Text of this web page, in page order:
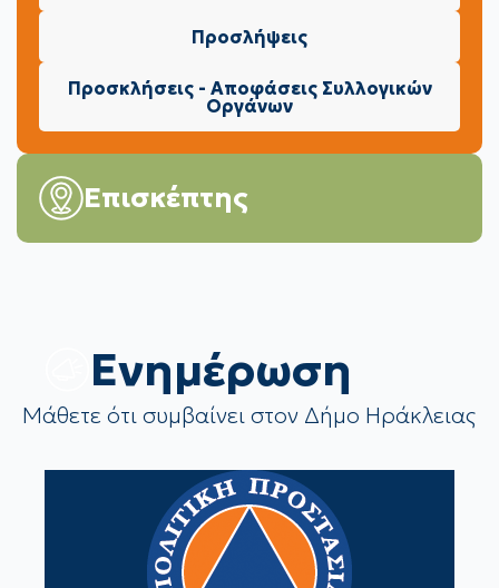
Προσλήψεις
Προσκλήσεις - Αποφάσεις Συλλογικών
Οργάνων
Επισκέπτης
Eνημέρωση
Μάθετε ότι συμβαίνει στον Δήμο Ηράκλειας